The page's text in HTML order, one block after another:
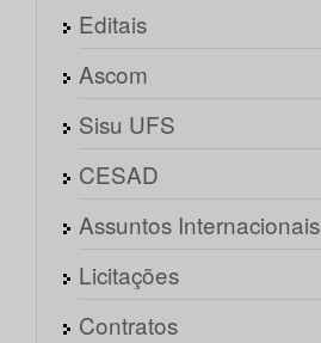
Editais
Ascom
Sisu UFS
CESAD
Assuntos Internacionais
Licitações
Contratos